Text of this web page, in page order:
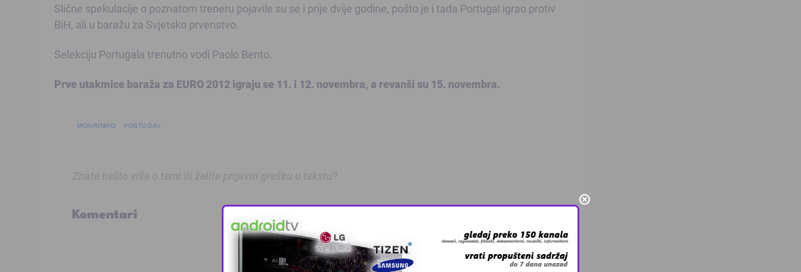
Slične spekulacije o poznatom treneru pojavile su se i prije dvije godine, pošto je i tada Portugal igrao protiv
BiH, ali u baražu za Svjetsko prvenstvo.
Selekciju Portugala trenutno vodi Paolo Bento.
Prve utakmice baraža za EURO 2012 igraju se 11. i 12. novembra, a revanši su 15. novembra.
MOURINHO PORTUGAL
Komentari